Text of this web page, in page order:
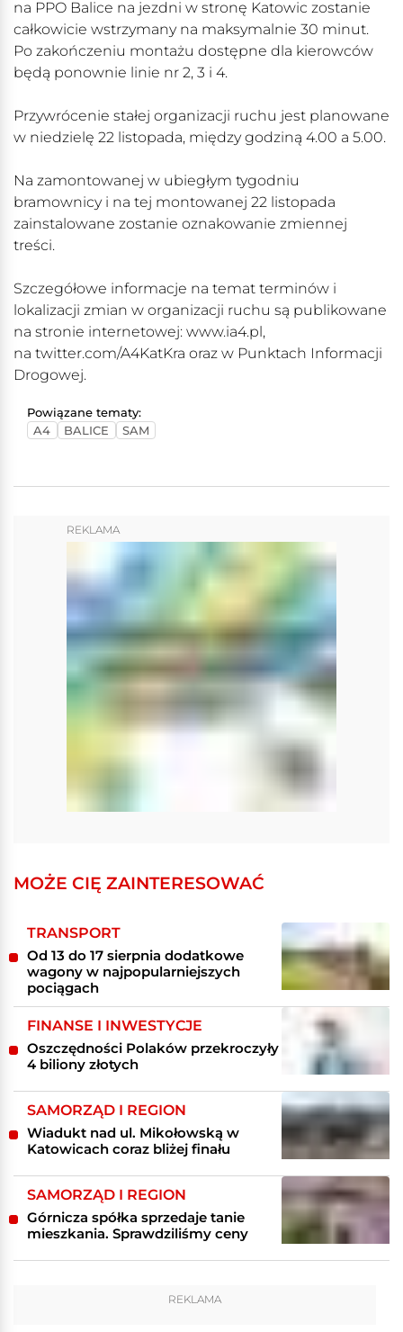
na PPO Balice na jezdni w stronę Katowic zostanie
całkowicie wstrzymany na maksymalnie 30 minut.
Po zakończeniu montażu dostępne dla kierowców
będą ponownie linie nr 2, 3 i 4.
Przywrócenie stałej organizacji ruchu jest planowane
w niedzielę 22 listopada, między godziną 4.00 a 5.00.
Na zamontowanej w ubiegłym tygodniu
bramownicy i na tej montowanej 22 listopada
zainstalowane zostanie oznakowanie zmiennej
treści.
Szczegółowe informacje na temat terminów i
lokalizacji zmian w organizacji ruchu są publikowane
na stronie internetowej: www.ia4.pl,
na twitter.com/A4KatKra oraz w Punktach Informacji
Drogowej.
Powiązane tematy:
A4
BALICE SAM
REKLAMA
MOŻE CIĘ ZAINTERESOWAĆ
TRANSPORT
Od 13 do 17 sierpnia dodatkowe
wagony w najpopularniejszych
pociągach
FINANSE I INWESTYCJE
Oszczędności Polaków przekroczyły
4 biliony złotych
SAMORZĄD I REGION
Wiadukt nad ul. Mikołowską w
Katowicach coraz bliżej finału
SAMORZĄD I REGION
Górnicza spółka sprzedaje tanie
mieszkania. Sprawdziliśmy ceny
REKLAMA